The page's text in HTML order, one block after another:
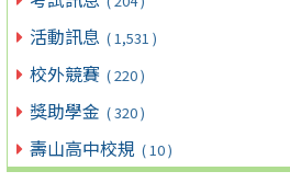
活動訊息 ( 1,531 )
校外競賽 ( 220 )
獎助學金 ( 320 )
壽山高中校規 ( 10 )